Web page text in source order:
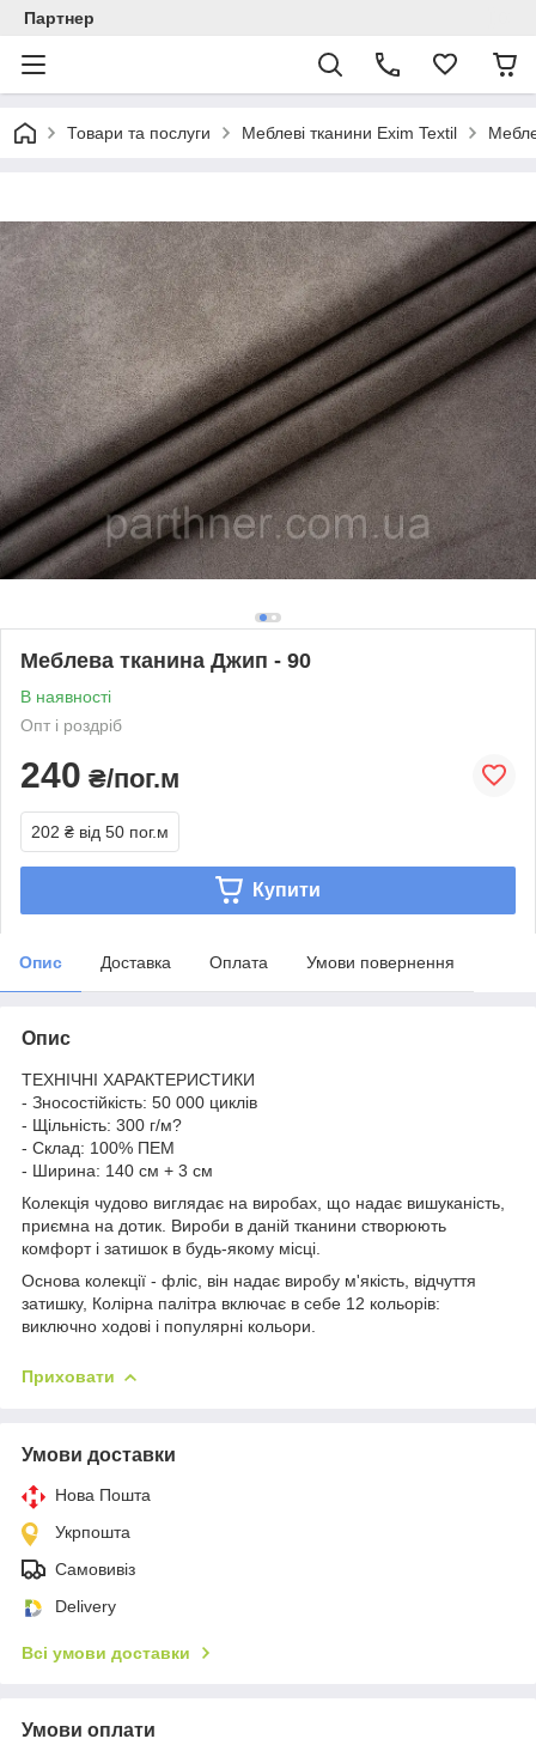
Партнер
Товари та послуги Меблеві тканини Exim Textil
Меблева тканина Джип - 90
В наявності
Опт і роздріб
240 ₴/пог.м
202 ₴ від 50 пог.м
Купити
Опис Доставка Оплата Умови повернення
Опис
ТЕХНІЧНІ ХАРАКТЕРИСТИКИ
- Зносостійкість: 50 000 циклів
- Щільність: 300 г/м?
- Склад: 100% ПЕМ
- Ширина: 140 см + 3 см
Колекція чудово виглядає на виробах, що надає вишуканість,
приємна на дотик. Вироби в даній тканини створюють
комфорт і затишок в будь-якому місці.
Основа колекції - фліс, він надає виробу м'якість, відчуття
затишку, Колірна палітра включає в себе 12 кольорів:
виключно ходові і популярні кольори.
Приховати
Умови доставки
Нова Пошта
Укрпошта
Самовивіз
Delivery
Всі умови доставки
Умови оплати